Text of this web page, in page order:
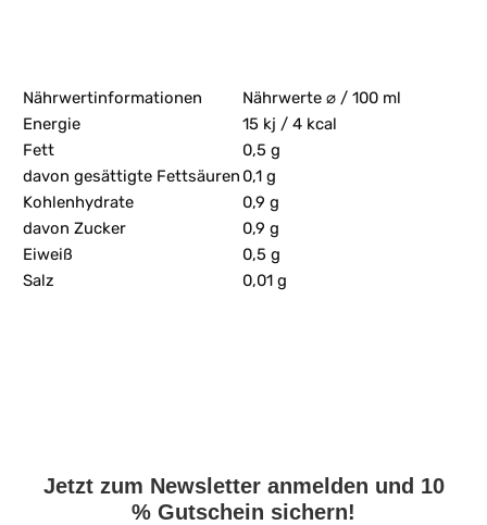
Nährwertinformationen
Nährwerte ⌀ / 100 ml
Energie
15 kj / 4 kcal
Fett
0,5 g
davon gesättigte Fettsäuren 0,1 g
Kohlenhydrate
0,9 g
davon Zucker
0,9 g
Eiweiß
0,5 g
Salz
0,01 g
Jetzt zum Newsletter anmelden und 10
% Gutschein sichern!